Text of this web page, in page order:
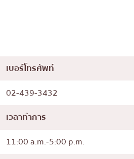
เบอร์โทรศัพท์
02-439-3432
เวลาทำการ
11:00 a.m.-5:00 p.m.